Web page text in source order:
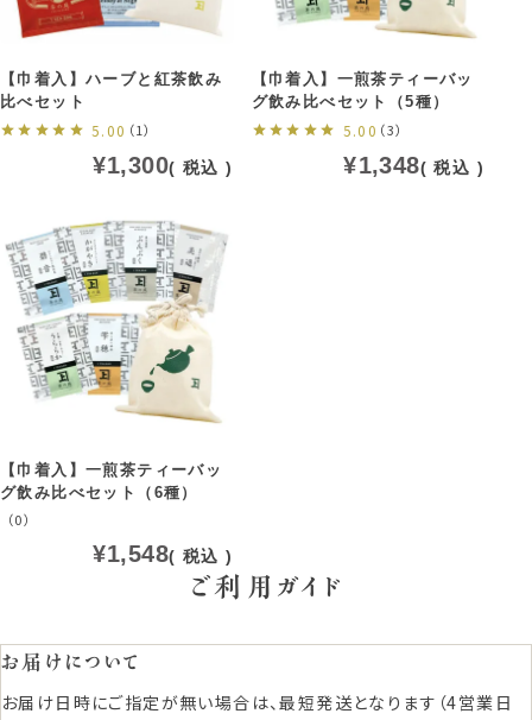
【巾着入】ハーブと紅茶飲み
比べセット
5.00 （1）
¥1,300 税込
【巾着入】一煎茶ティーバッ
グ飲み比べセット（5種）
5.00 （3）
¥1,348 税込
【巾着入】一煎茶ティーバッ
グ飲み比べセット（6種）
（0）
¥1,548 税込
ご利用ガイド
お届けについて
お届け日時にご指定が無い場合は、最短発送となります（4営業日